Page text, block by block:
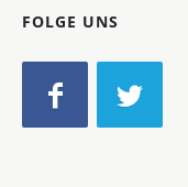
FOLGE UNS